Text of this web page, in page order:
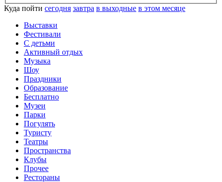
Куда пойти сегодня завтра в выходные в этом месяце
Выставки
Фестивали
С детьми
Активный отдых
Музыка
Шоу
Праздники
Образование
Бесплатно
Музеи
Парки
Погулять
Туристу
Театры
Пространства
Клубы
Прочее
Рестораны